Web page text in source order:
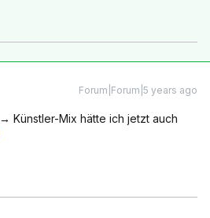
Forum|Forum|5 years ago
→ Künstler-Mix hätte ich jetzt auch